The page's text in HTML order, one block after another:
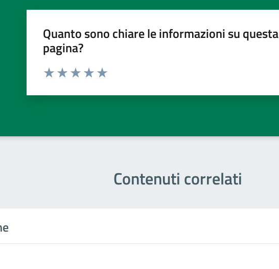
Quanto sono chiare le informazioni su questa
pagina?
Contenuti correlati